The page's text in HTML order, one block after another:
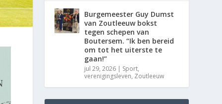
Burgemeester Guy Dumst
van Zoutleeuw bokst
tegen schepen van
Boutersem. “Ik ben bereid
om tot het uiterste te
gaan!”
jul 29, 2026 | Sport,
verenigingsleven, Zoutleeuw